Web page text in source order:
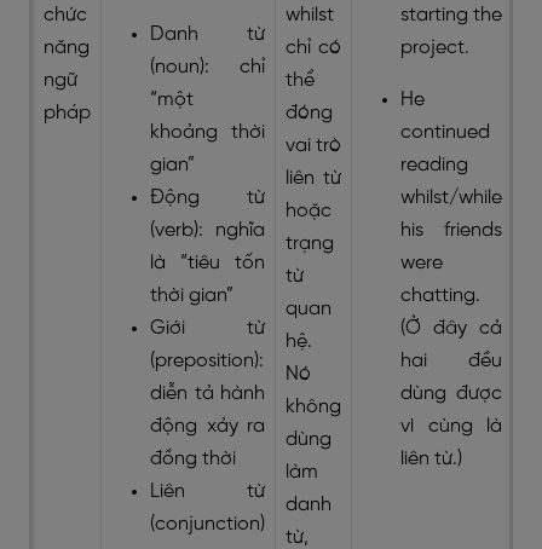
chức
năng
ngữ
pháp
Danh từ
(noun): chỉ
“một
khoảng thời
gian”
Động từ
(verb): nghĩa
là “tiêu tốn
thời gian”
Giới từ
(preposition):
diễn tả hành
động xảy ra
đồng thời
Liên từ
(conjunction)
whilst
chỉ có
thể
đóng
vai trò
liên từ
hoặc
trạng
từ
quan
hệ.
Nó
không
dùng
làm
danh
từ,
starting the
project.
He
continued
reading
whilst/while
his friends
were
chatting.
(Ở đây cả
hai đều
dùng được
vì cùng là
liên từ.)